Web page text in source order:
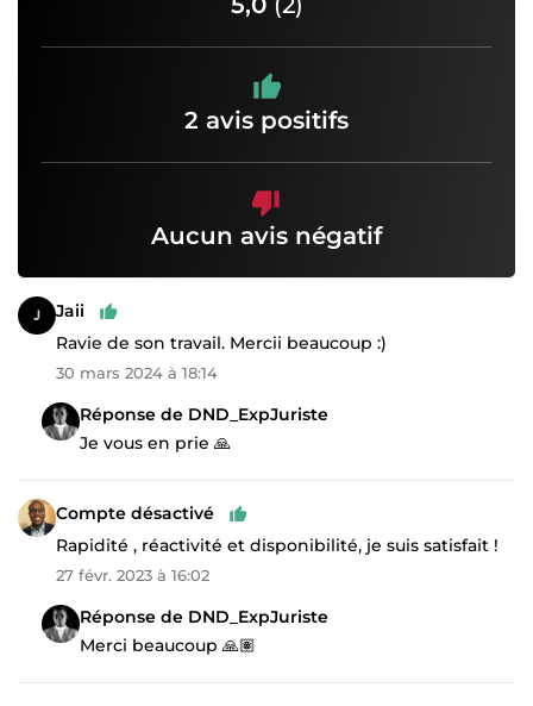
2 avis positifs
Aucun avis négatif
Jaii
Ravie de son travail. Mercii beaucoup :)
30 mars 2024 à 18:14
Réponse de DND_ExpJuriste
Je vous en prie 🙏
Compte désactivé
Rapidité , réactivité et disponibilité, je suis satisfait !
27 févr. 2023 à 16:02
Réponse de DND_ExpJuriste
Merci beaucoup 🙏🏽